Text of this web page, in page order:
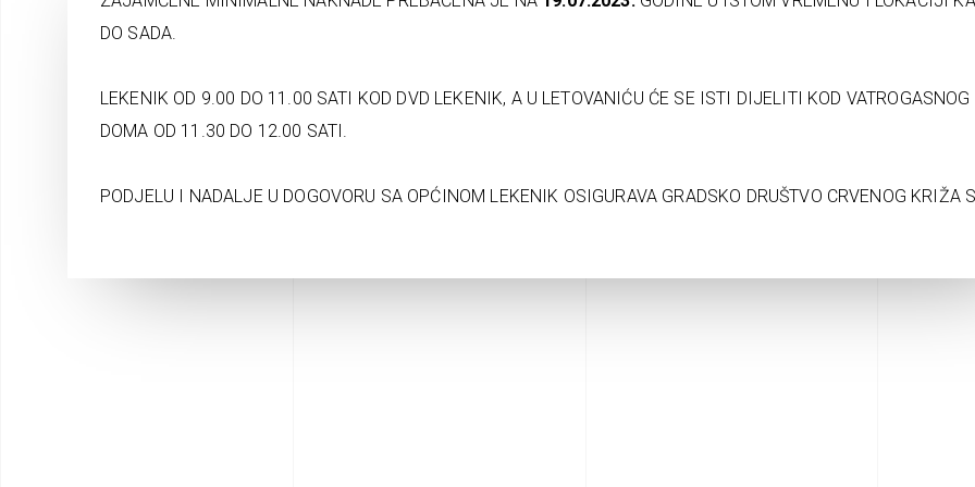
DO SADA.
LEKENIK OD 9.00 DO 11.00 SATI KOD DVD LEKENIK, A U LETOVANIĆU ĆE SE ISTI DIJELITI KOD VATROGASNOG
DOMA OD 11.30 DO 12.00 SATI.
PODJELU I NADALJE U DOGOVORU SA OPĆINOM LEKENIK OSIGURAVA GRADSKO DRUŠTVO CRVENOG KRIŽA